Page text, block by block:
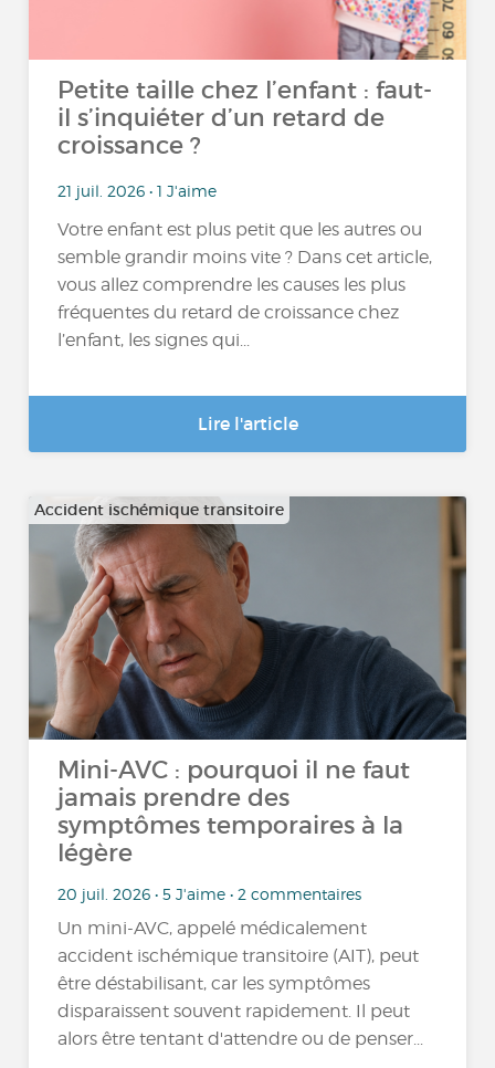
Petite taille chez l’enfant : faut-
il s’inquiéter d’un retard de
croissance ?
21 juil. 2026 • 1 J'aime
Votre enfant est plus petit que les autres ou
semble grandir moins vite ? Dans cet article,
vous allez comprendre les causes les plus
fréquentes du retard de croissance chez
l’enfant, les signes qui...
Lire l'article
Accident ischémique transitoire
Mini-AVC : pourquoi il ne faut
jamais prendre des
symptômes temporaires à la
légère
20 juil. 2026 • 5 J'aime • 2 commentaires
Un mini-AVC, appelé médicalement
accident ischémique transitoire (AIT), peut
être déstabilisant, car les symptômes
disparaissent souvent rapidement. Il peut
alors être tentant d'attendre ou de penser...